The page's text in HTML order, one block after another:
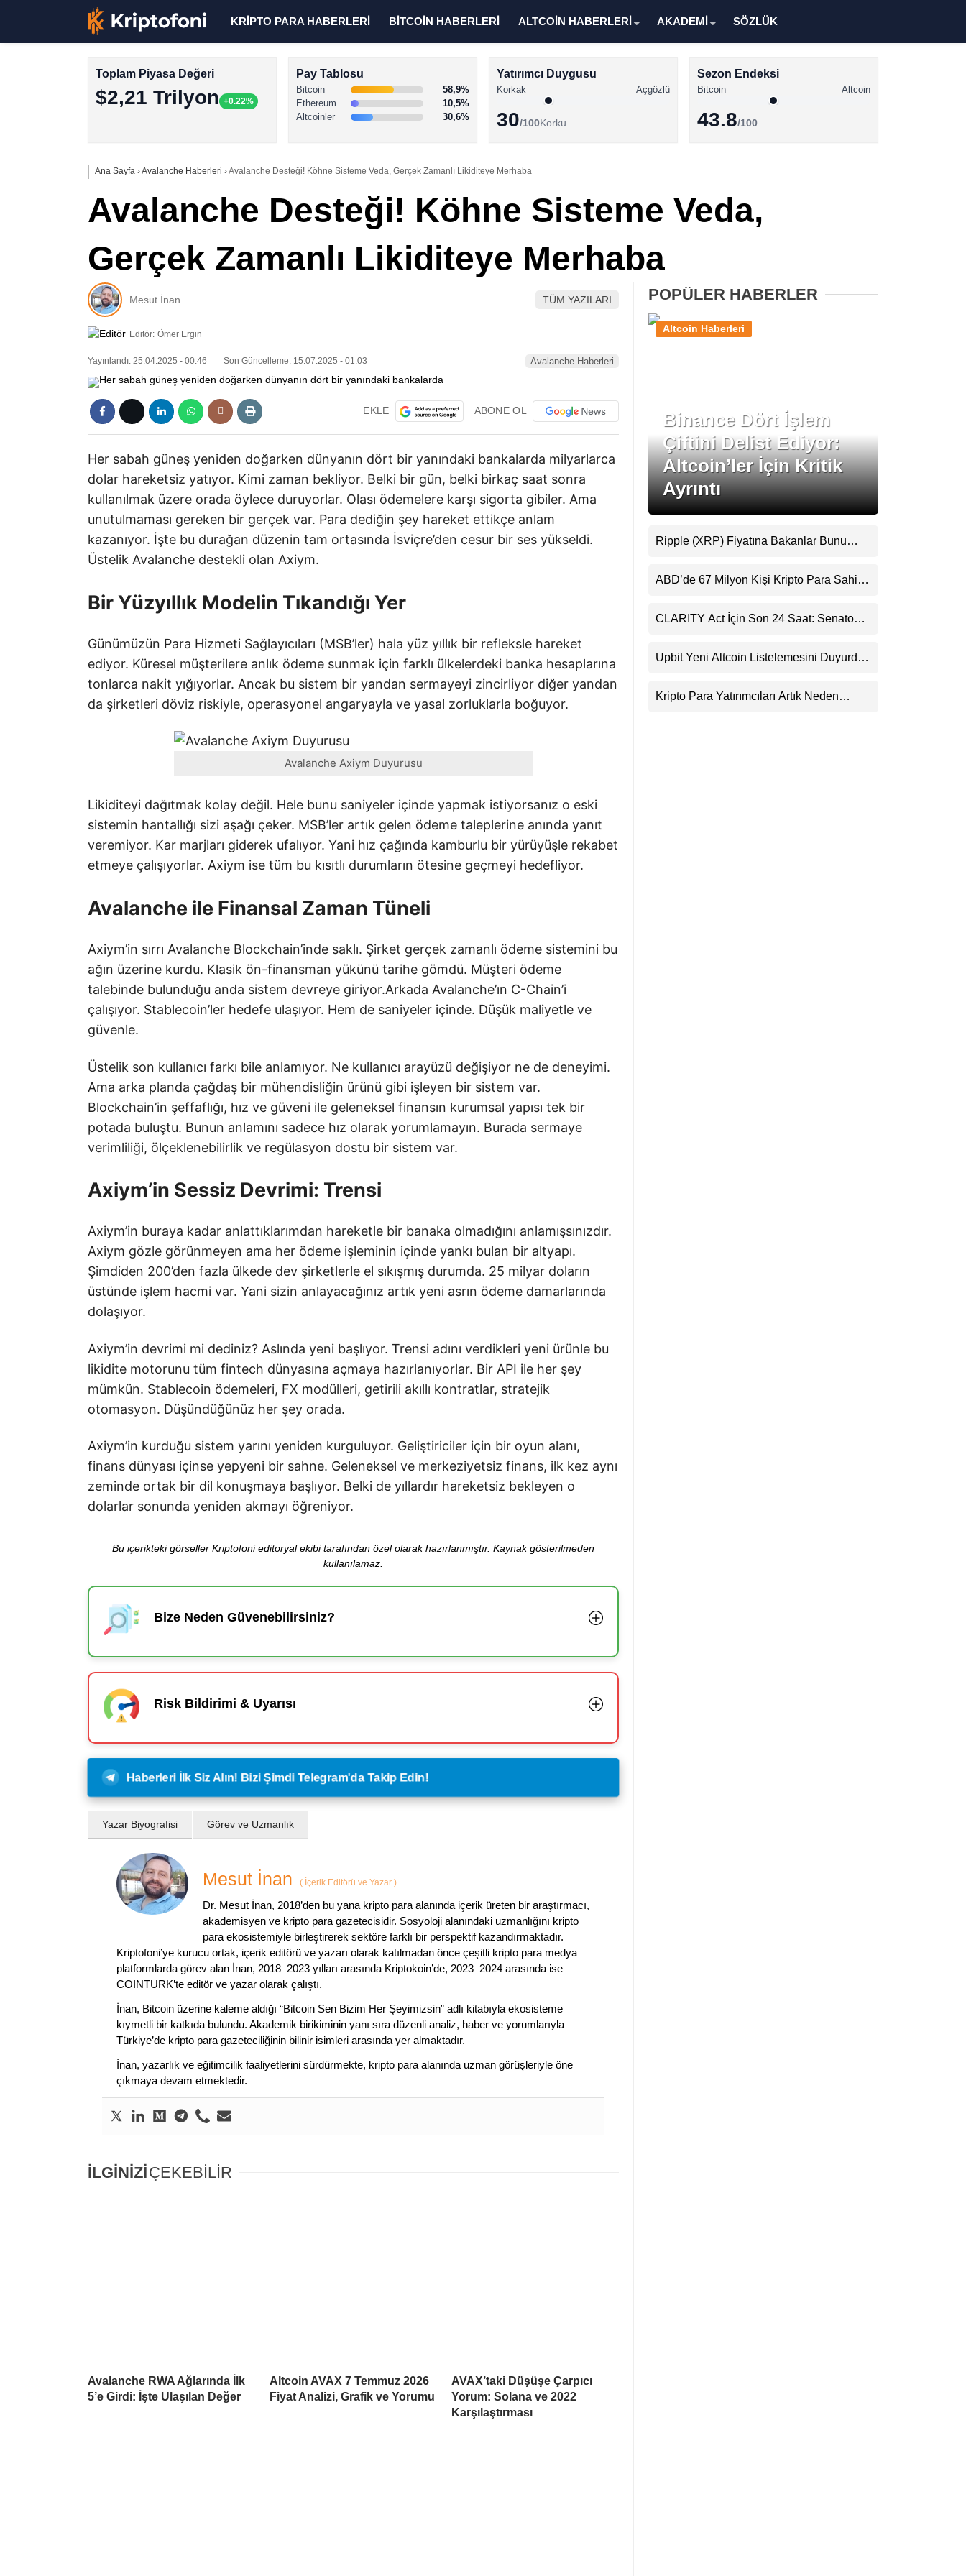
XRP Haberleri
LinkedIn
KRİPTO PARA HABERLERİ BİTCOİN HABERLERİ ALTCOİN HABERLERİ AKADEMİ SÖZLÜK
Toplam Piyasa Değeri
$2,21 Trilyon +0.22%
Pay Tablosu
Bitcoin
58,9%
Ethereum
10,5%
Altcoinler
30,6%
Yatırımcı Duygusu
Korkak Açgözlü
30/100Korku
Sezon Endeksi
Bitcoin Altcoin
43.8/100
Ana Sayfa ›Avalanche Haberleri ›Avalanche Desteği! Köhne Sisteme Veda, Gerçek Zamanlı Likiditeye Merhaba
Avalanche Desteği! Köhne Sisteme Veda,
Gerçek Zamanlı Likiditeye Merhaba
Mesut İnan TÜM YAZILARI
Editör: Ömer Ergin
Yayınlandı: 25.04.2025 - 00:46 Son Güncelleme: 15.07.2025 - 01:03 Avalanche Haberleri
EKLE ABONE OL
Her sabah güneş yeniden doğarken dünyanın dört bir yanındaki bankalarda milyarlarca
dolar hareketsiz yatıyor. Kimi zaman bekliyor. Belki bir gün, belki birkaç saat sonra
kullanılmak üzere orada öylece duruyorlar. Olası ödemelere karşı sigorta gibiler. Ama
unutulmaması gereken bir gerçek var. Para dediğin şey hareket ettikçe anlam
kazanıyor. İşte bu durağan düzenin tam ortasında İsviçre’den cesur bir ses yükseldi.
Üstelik Avalanche destekli olan Axiym.
Bir Yüzyıllık Modelin Tıkandığı Yer
Günümüzün Para Hizmeti Sağlayıcıları (MSB’ler) hala yüz yıllık bir refleksle hareket
ediyor. Küresel müşterilere anlık ödeme sunmak için farklı ülkelerdeki banka hesaplarına
tonlarca nakit yığıyorlar. Ancak bu sistem bir yandan sermayeyi zincirliyor diğer yandan
da şirketleri döviz riskiyle, operasyonel angaryayla ve yasal zorluklarla boğuyor.
Avalanche Axiym Duyurusu
Likiditeyi dağıtmak kolay değil. Hele bunu saniyeler içinde yapmak istiyorsanız o eski
sistemin hantallığı sizi aşağı çeker. MSB’ler artık gelen ödeme taleplerine anında yanıt
veremiyor. Kar marjları giderek ufalıyor. Yani hız çağında kamburlu bir yürüyüşle rekabet
etmeye çalışıyorlar. Axiym ise tüm bu kısıtlı durumların ötesine geçmeyi hedefliyor.
Avalanche ile Finansal Zaman Tüneli
Axiym’in sırrı Avalanche Blockchain’inde saklı. Şirket gerçek zamanlı ödeme sistemini bu
ağın üzerine kurdu. Klasik ön-finansman yükünü tarihe gömdü. Müşteri ödeme
talebinde bulunduğu anda sistem devreye giriyor.Arkada Avalanche’ın C-Chain’i
çalışıyor. Stablecoin’ler hedefe ulaşıyor. Hem de saniyeler içinde. Düşük maliyetle ve
güvenle.
Üstelik son kullanıcı farkı bile anlamıyor. Ne kullanıcı arayüzü değişiyor ne de deneyimi.
Ama arka planda çağdaş bir mühendisliğin ürünü gibi işleyen bir sistem var.
Blockchain’in şeffaflığı, hız ve güveni ile geleneksel finansın kurumsal yapısı tek bir
potada buluştu. Bunun anlamını sadece hız olarak yorumlamayın. Burada sermaye
verimliliği, ölçeklenebilirlik ve regülasyon dostu bir sistem var.
Axiym’in Sessiz Devrimi: Trensi
Axiym’in buraya kadar anlattıklarımdan hareketle bir banaka olmadığını anlamışsınızdır.
Axiym gözle görünmeyen ama her ödeme işleminin içinde yankı bulan bir altyapı.
Şimdiden 200’den fazla ülkede dev şirketlerle el sıkışmış durumda. 25 milyar doların
üstünde işlem hacmi var. Yani sizin anlayacağınız artık yeni asrın ödeme damarlarında
dolaşıyor.
Axiym’in devrimi mi dediniz? Aslında yeni başlıyor. Trensi adını verdikleri yeni ürünle bu
likidite motorunu tüm fintech dünyasına açmaya hazırlanıyorlar. Bir API ile her şey
mümkün. Stablecoin ödemeleri, FX modülleri, getirili akıllı kontratlar, stratejik
otomasyon. Düşündüğünüz her şey orada.
Axiym’in kurduğu sistem yarını yeniden kurguluyor. Geliştiriciler için bir oyun alanı,
finans dünyası içinse yepyeni bir sahne. Geleneksel ve merkeziyetsiz finans, ilk kez aynı
zeminde ortak bir dil konuşmaya başlıyor. Belki de yıllardır hareketsiz bekleyen o
dolarlar sonunda yeniden akmayı öğreniyor.
Bu içerikteki görseller Kriptofoni editoryal ekibi tarafından özel olarak hazırlanmıştır. Kaynak gösterilmeden
kullanılamaz.
Bize Neden Güvenebilirsiniz?
Risk Bildirimi & Uyarısı
Haberleri İlk Siz Alın! Bizi Şimdi Telegram'da Takip Edin!
Yazar Biyografisi Görev ve Uzmanlık
Mesut İnan ( İçerik Editörü ve Yazar )
Dr. Mesut İnan, 2018’den bu yana kripto para alanında içerik üreten bir araştırmacı,
akademisyen ve kripto para gazetecisidir. Sosyoloji alanındaki uzmanlığını kripto
para ekosistemiyle birleştirerek sektöre farklı bir perspektif kazandırmaktadır.
Kriptofoni’ye kurucu ortak, içerik editörü ve yazarı olarak katılmadan önce çeşitli kripto para medya
platformlarda görev alan İnan, 2018–2023 yılları arasında Kriptokoin’de, 2023–2024 arasında ise
COINTURK’te editör ve yazar olarak çalıştı.
İnan, Bitcoin üzerine kaleme aldığı “Bitcoin Sen Bizim Her Şeyimizsin” adlı kitabıyla ekosisteme
kıymetli bir katkıda bulundu. Akademik birikiminin yanı sıra düzenli analiz, haber ve yorumlarıyla
Türkiye’de kripto para gazeteciliğinin bilinir isimleri arasında yer almaktadır.
İnan, yazarlık ve eğitimcilik faaliyetlerini sürdürmekte, kripto para alanında uzman görüşleriyle öne
çıkmaya devam etmektedir.
İLGİNİZİÇEKEBİLİR
Avalanche RWA Ağlarında İlk
5’e Girdi: İşte Ulaşılan Değer
Altcoin AVAX 7 Temmuz 2026
Fiyat Analizi, Grafik ve Yorumu
AVAX’taki Düşüşe Çarpıcı
Yorum: Solana ve 2022
Karşılaştırması
POPÜLER HABERLER
Binance Dört İşlem
Çiftini Delist Ediyor:
Altcoin’ler İçin Kritik
Ayrıntı
Altcoin Haberleri
Ripple (XRP) Fiyatına Bakanlar Bunu
Uyarı
ABD’de 67 Milyon Kişi Kripto Para Sahibi:
CLARITY Act İçin Son 24 Saat: Senato
Beklentisini Bozabilir
Upbit Yeni Altcoin Listelemesini Duyurdu:
Görecek
Kripto Para Yatırımcıları Artık Neden